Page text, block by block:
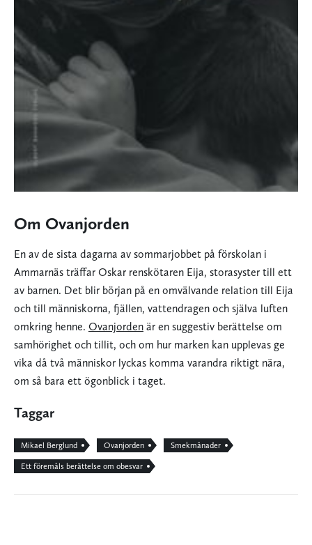
Om Ovanjorden
En av de sista dagarna av sommarjobbet på förskolan i
Ammarnäs träffar Oskar renskötaren Eija, storasyster till ett
av barnen. Det blir början på en omvälvande relation till Eija
och till människorna, fjällen, vattendragen och själva luften
omkring henne. Ovanjorden är en suggestiv berättelse om
samhörighet och tillit, och om hur marken kan upplevas ge
vika då två människor lyckas komma varandra riktigt nära,
om så bara ett ögonblick i taget.
Taggar
Mikael Berglund Ovanjorden Smekmånader
Ett föremåls berättelse om obesvar